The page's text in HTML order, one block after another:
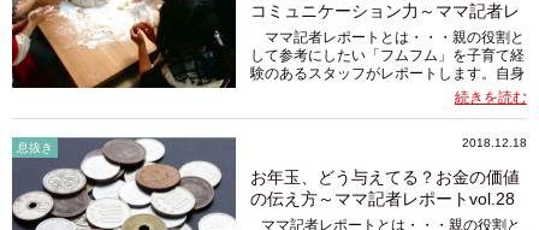
コミュニケーション力～ママ記者レ
ポー...
ママ記者レポートとは・・・親の役割と
して参考にしたい「フムフム」を子育て経
験のあるスタッフがレポートします。自身
が学んだことや子育てで経験したことをコ
ラムにし、このサイトで紹介していく予定
続きを読む
息抜き 2018.12.18
お年玉、どう与えてる？お金の価値
の伝え方～ママ記者レポートvol.28
ママ記者レポートとは・・・親の役割と